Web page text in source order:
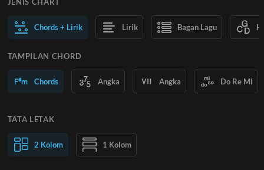
JENIS CHART
Chords + Lirik Lirik Bagan Lagu
TAMPILAN CHORD
Chords Angka Angka Do Re Mi
TATA LETAK
2 Kolom 1 Kolom